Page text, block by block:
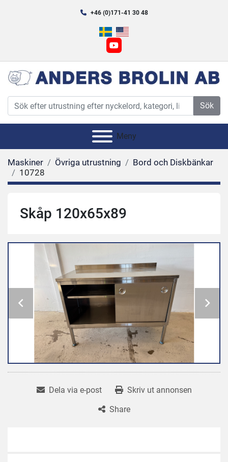
+46 (0)171-41 30 48
youtube
Sök
Meny
Maskiner Övriga utrustning
Bord och Diskbänkar
10728
Skåp 120x65x89
Dela via e-post
Skriv ut annonsen
Share